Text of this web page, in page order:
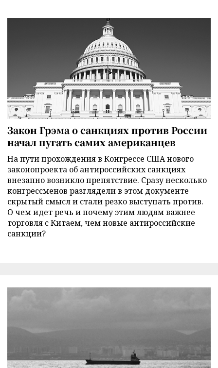
Закон Грэма о санкциях против России
начал пугать самих американцев
На пути прохождения в Конгрессе США нового
законопроекта об антироссийских санкциях
внезапно возникло препятствие. Сразу несколько
конгрессменов разглядели в этом документе
скрытый смысл и стали резко выступать против.
О чем идет речь и почему этим людям важнее
торговля с Китаем, чем новые антироссийские
санкции?